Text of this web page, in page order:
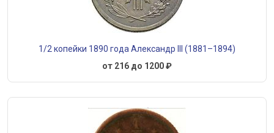
1/2 копейки 1890 года Александр III (1881–1894)
от 216 до 1200 ₽